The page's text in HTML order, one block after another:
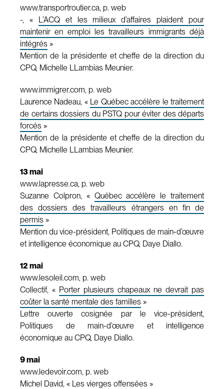
www.transportroutier.ca, p. web
-, « L’ACQ et les milieux d’affaires plaident pour
maintenir en emploi les travailleurs immigrants déjà
intégrés »
Mention de la présidente et cheffe de la direction du
CPQ, Michelle LLambias Meunier.
www.immigrer.com, p. web
Laurence Nadeau, « Le Québec accélère le traitement
de certains dossiers du PSTQ pour éviter des départs
forcés »
Mention de la présidente et cheffe de la direction du
CPQ, Michelle LLambias Meunier.
13 mai
www.lapresse.ca, p. web
Suzanne Colpron, « Québec accélère le traitement
des dossiers des travailleurs étrangers en fin de
permis »
Mention du vice-président, Politiques de main-d’œuvre
et intelligence économique au CPQ, Daye Diallo.
12 mai
www.lesoleil.com, p. web
Collectif, « Porter plusieurs chapeaux ne devrait pas
coûter la santé mentale des familles »
Lettre ouverte cosignée par le vice-président,
Politiques de main-d’œuvre et intelligence
économique au CPQ, Daye Diallo.
9 mai
www.ledevoir.com, p. web
Michel David, « Les vierges offensées »